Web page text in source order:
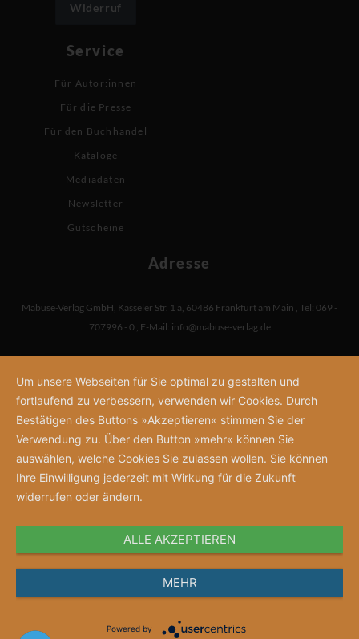
Widerruf
Service
Für Autor:innen
Für die Presse
Für den Buchhandel
Kataloge
Mediadaten
Newsletter
Gutscheine
Adresse
Mabuse-Verlag GmbH, Kasseler Str. 1 a, 60486 Frankfurt am Main , Tel: 069 -
707996 - 0 , E-Mail: info@mabuse-verlag.de
Um unsere Webseiten für Sie optimal zu gestalten und
fortlaufend zu verbessern, verwenden wir Cookies. Durch
Bestätigen des Buttons »Akzeptieren« stimmen Sie der
Verwendung zu. Über den Button »mehr« können Sie
auswählen, welche Cookies Sie zulassen wollen. Sie können
Ihre Einwilligung jederzeit mit Wirkung für die Zukunft
widerrufen oder ändern.
ALLE AKZEPTIEREN
MEHR
Powered by